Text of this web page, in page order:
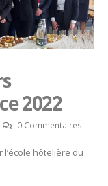
2022
0 Commentaires
hôtelière du